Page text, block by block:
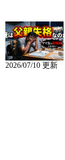
2026/07/10 更新